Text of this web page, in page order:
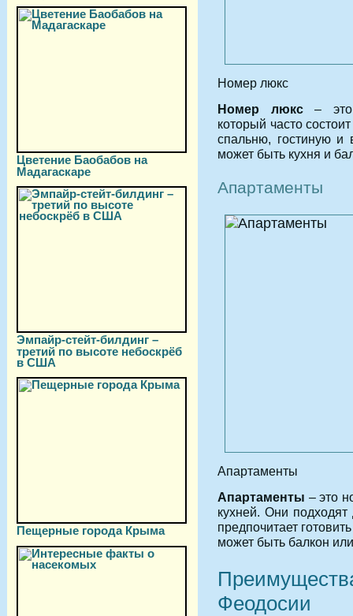
Цветение Баобабов на
Мадагаскаре
Эмпайр-стейт-билдинг –
третий по высоте небоскрёб
в США
Пещерные города Крыма
Номер люкс
Номер люкс– это
который часто
спальню, гостиную и
может быть кухня и
Апартаменты
Апартаменты
Апартаменты – это
кухней. Они
предпочитает
может быть балкон
Феодосии